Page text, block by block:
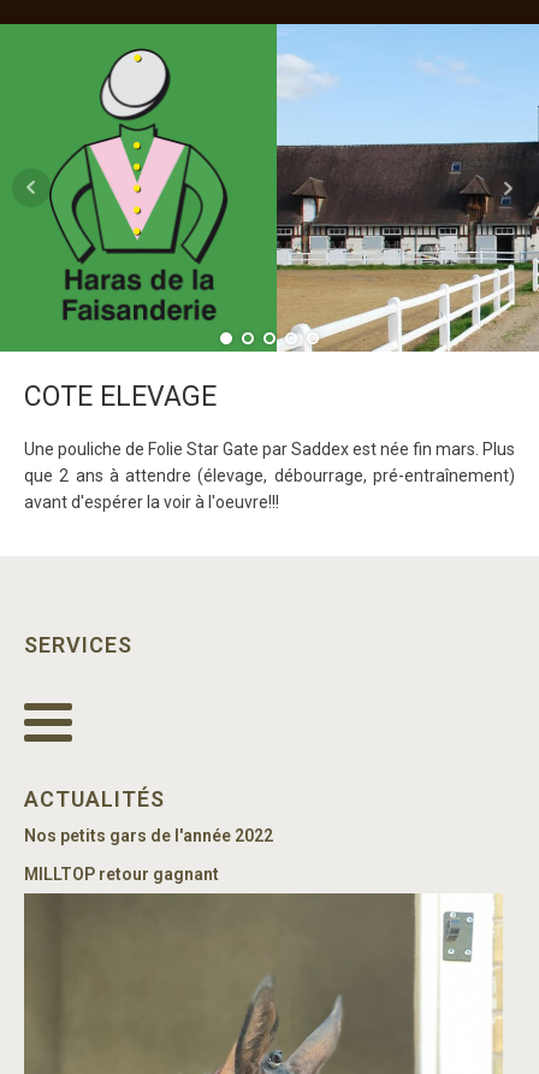
COTE ELEVAGE
Une pouliche de Folie Star Gate par Saddex est née fin mars. Plus
que 2 ans à attendre (élevage, débourrage, pré-entraînement)
avant d'espérer la voir à l'oeuvre!!!
SERVICES
ACTUALITÉS
Nos petits gars de l'année 2022
MILLTOP retour gagnant